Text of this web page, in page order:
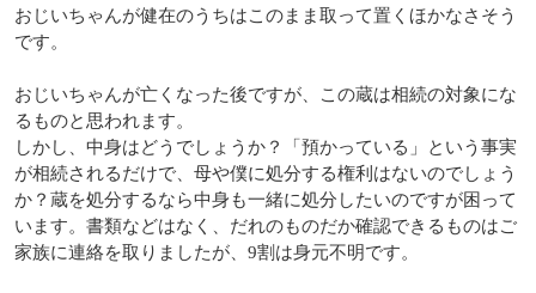
おじいちゃんが健在のうちはこのまま取って置くほかなさそう
です。
おじいちゃんが亡くなった後ですが、この蔵は相続の対象にな
るものと思われます。
しかし、中身はどうでしょうか？「預かっている」という事実
が相続されるだけで、母や僕に処分する権利はないのでしょう
か？蔵を処分するなら中身も一緒に処分したいのですが困って
います。書類などはなく、だれのものだか確認できるものはご
家族に連絡を取りましたが、9割は身元不明です。